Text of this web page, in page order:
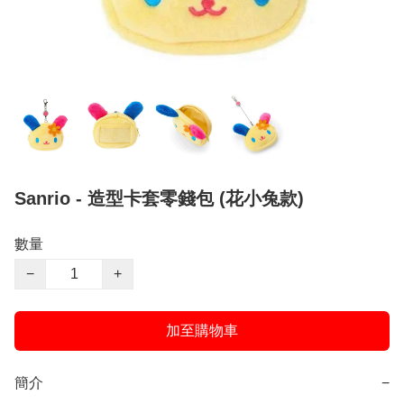
Sanrio - 造型卡套零錢包 (花小兔款)
數量
−
+
加至購物車
簡介 −